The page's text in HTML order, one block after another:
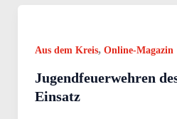
Aus dem Kreis, Online-Magazin
Jugendfeuerwehren
Einsatz